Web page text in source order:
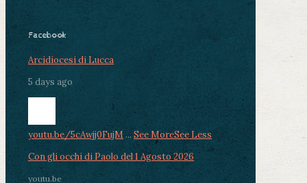
Facebook
Arcidiocesi di Lucca
5 days ago
youtu.be/5cAwjj0FujM ... See MoreSee Less
Con gli occhi di Paolo del 1 Agosto 2026
youtu.be